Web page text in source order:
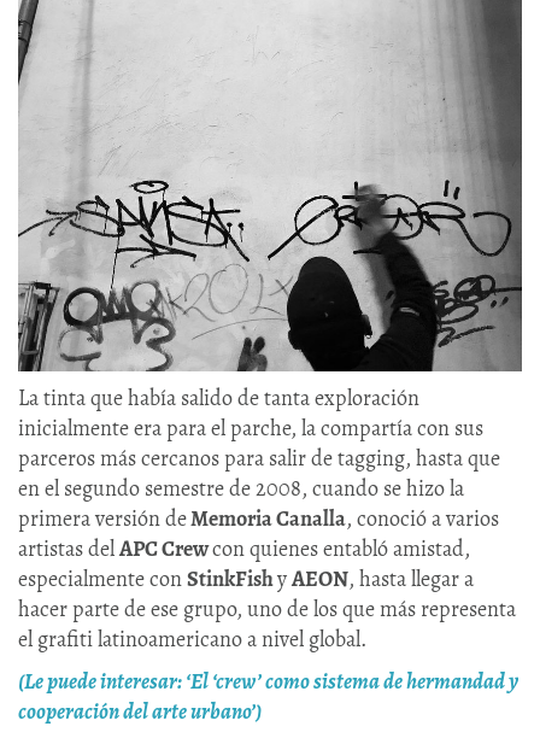
La tinta que había salido de tanta exploración
inicialmente era para el parche, la compartía con sus
parceros más cercanos para salir de tagging, hasta que
en el segundo semestre de 2008, cuando se hizo la
primera versión deMemoria Canalla, conoció a varios
artistas delAPC Crewcon quienes entabló amistad,
especialmente conStinkFishyAEON, hasta llegar a
hacer parte de ese grupo, uno de los que más representa
el grafiti latinoamericano a nivel global.
(Le puede interesar: ‘El ‘crew’ como sistema de hermandad y
cooperación del arte urbano’)